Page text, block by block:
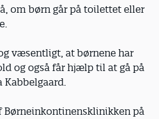
om børn går på toilettet eller
væsentligt, at børnene har
og også får hjælp til at gå på
Børneinkontinensklinikken på